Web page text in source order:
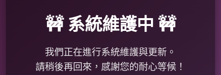
🚧 系統維護中 🚧
我們正在進行系統維護與更新。
請稍後再回來，感謝您的耐心等候！